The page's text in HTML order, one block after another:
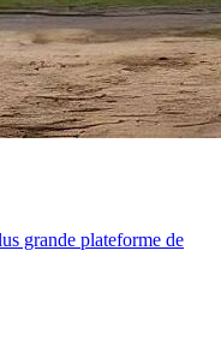
grande plateforme de